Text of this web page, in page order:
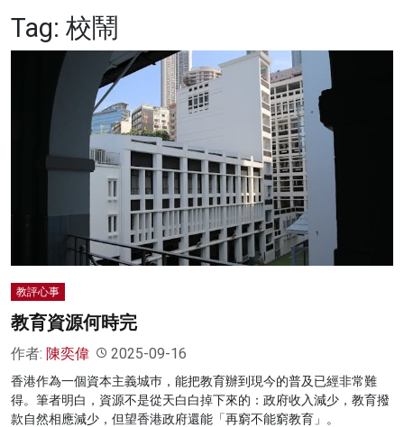
健康
商業
科技
灼見活動
Tag: 校鬧
教評心事
教育資源何時完
作者: 陳奕偉 2025-09-16
香港作為一個資本主義城巿，能把教育辦到現今的普及已經非常難
得。筆者明白，資源不是從天白白掉下來的：政府收入減少，教育撥
款自然相應減少，但望香港政府還能「再窮不能窮教育」。